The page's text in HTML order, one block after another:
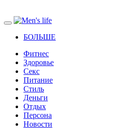
БОЛЬШЕ
Фитнес
Здоровье
Секс
Питание
Стиль
Деньги
Отдых
Персона
Новости